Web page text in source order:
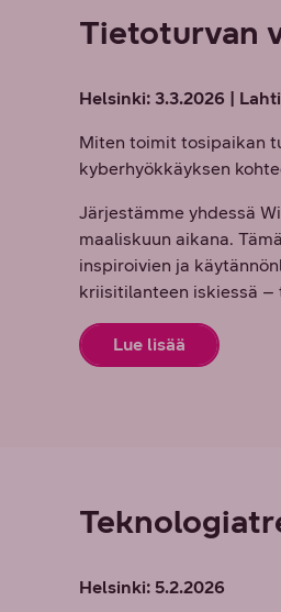
Tietoturvan
Helsinki: 3.3.2026 |
Miten toimit tosipaikan
kyberhyökkäyksen
Järjestämme yhdessä
maaliskuun aikana.
inspiroivien ja
kriisitilanteen iskiessä –
Lue lisää
Helsinki: 5.2.2026